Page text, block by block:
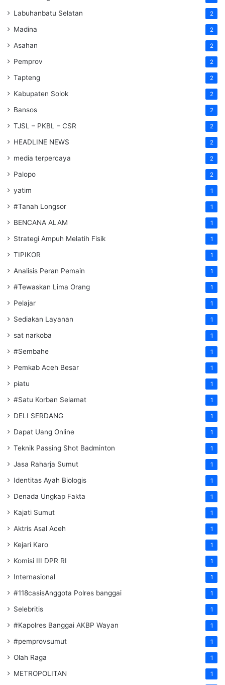
Labuhanbatu Selatan 2
Madina 2
Asahan 2
Pemprov 2
Tapteng 2
Kabupaten Solok 2
Bansos 2
TJSL – PKBL – CSR 2
HEADLINE NEWS 2
media terpercaya 2
Palopo 2
yatim 1
#Tanah Longsor 1
BENCANA ALAM 1
Strategi Ampuh Melatih Fisik 1
TIPIKOR 1
Analisis Peran Pemain 1
#Tewaskan Lima Orang 1
Pelajar 1
Sediakan Layanan 1
sat narkoba 1
#Sembahe 1
Pemkab Aceh Besar 1
piatu 1
#Satu Korban Selamat 1
DELI SERDANG 1
Dapat Uang Online 1
Teknik Passing Shot Badminton 1
Jasa Raharja Sumut 1
Identitas Ayah Biologis 1
Denada Ungkap Fakta 1
Kajati Sumut 1
Aktris Asal Aceh 1
Kejari Karo 1
Komisi III DPR RI 1
Internasional 1
#118casisAnggota Polres banggai 1
Selebritis 1
#Kapolres Banggai AKBP Wayan 1
#pemprovsumut 1
Olah Raga 1
METROPOLITAN 1